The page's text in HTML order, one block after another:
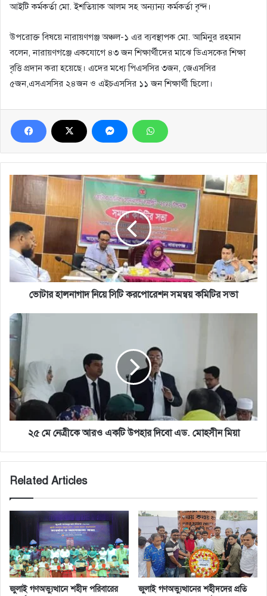
আইটি কর্মকর্তা মো. ইশতিয়াক আলম সহ অন্যান্য কর্মকর্তা বৃন্দ।
উপরোক্ত বিষয়ে নারায়ণগঞ্জ অঞ্চল-১ এর ব্যবস্থাপক মো. আমিনুর রহমান
বলেন, নারায়ণগঞ্জে একযোগে ৪৩ জন শিক্ষার্থীদের মাঝে ডিএসকের শিক্ষা
বৃত্তি প্রদান করা হয়েছে। এদের মধ্যে পিএসসির ৩জন, জেএসসির
৫জন,এসএসসির ২৪জন ও এইচএসসির ১১ জন শিক্ষার্থী ছিলো।
ভোটার
হালনাগাদ
নিয়ে
সিটি
করপোরেশন
সমন্বয়
কমিটির
সভা
ভোটার হালনাগাদ নিয়ে সিটি করপোরেশন সমন্বয় কমিটির সভা
২৫
নেত্রীকে
আরও
একটি
উপহার
দিবো
এড.
মোহসীন
২৫ মে নেত্রীকে আরও একটি উপহার দিবো এড. মোহসীন মিয়া
Related Articles
জুলাই গণঅভ্যুত্থানে শহীদ পরিবারের
জুলাই গণঅভ্যুত্থানের শহীদদের প্রতি